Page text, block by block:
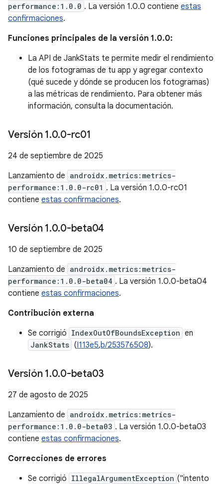
performance:1.0.0 . La versión 1.0.0 contiene estas
confirmaciones.
Funciones principales de la versión 1.0.0:
La API de JankStats te permite medir el rendimiento
de los fotogramas de tu app y agregar contexto
(qué sucede y dónde se producen los fotogramas)
a las métricas de rendimiento. Para obtener más
información, consulta la documentación.
Versión 1.0.0-rc01
24 de septiembre de 2025
Lanzamiento de androidx.metrics:metrics-
performance:1.0.0-rc01 . La versión 1.0.0-rc01
contiene estas confirmaciones.
Versión 1.0.0-beta04
10 de septiembre de 2025
Lanzamiento de androidx.metrics:metrics-
performance:1.0.0-beta04 . La versión 1.0.0-beta04
contiene estas confirmaciones.
Contribución externa
Se corrigió IndexOutOfBoundsException en
JankStats (I113e5,b/253576508).
Versión 1.0.0-beta03
27 de agosto de 2025
Lanzamiento de androidx.metrics:metrics-
performance:1.0.0-beta03 . La versión 1.0.0-beta03
contiene estas confirmaciones.
Correcciones de errores
Se corrigió IllegalArgumentException ("intento